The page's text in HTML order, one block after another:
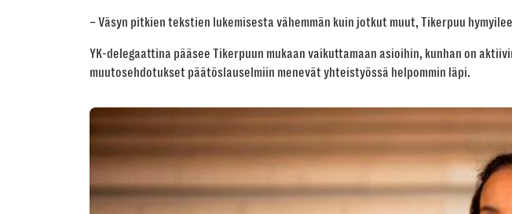
– Väsyn pitkien tekstien lukemisesta vähemmän kuin jotkut muut, Tikerpuu
YK-delegaattina pääsee Tikerpuun mukaan vaikuttamaan asioihin, kunhan on
muutosehdotukset päätöslauselmiin menevät yhteistyössä helpommin läpi.